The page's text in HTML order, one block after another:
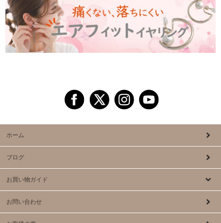
ホーム
ブログ
お買い物ガイド
お問い合わせ